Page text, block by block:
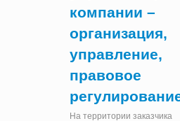
компании –
организация,
управление,
правовое
На территории заказчика